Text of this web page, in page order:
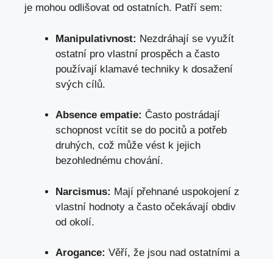
je mohou odlišovat od ostatních. Patří sem:
Manipulativnost: Nezdráhají se využít
ostatní pro vlastní prospěch a často
používají klamavé techniky k dosažení
svých cílů.
Absence empatie: Často postrádají
schopnost vcítit se do pocitů a potřeb
druhých, což může vést k jejich
bezohlednému chování.
Narcismus: Mají přehnané uspokojení z
vlastní hodnoty a často očekávají obdiv
od okolí.
Arogance: Věří, že jsou nad ostatními a